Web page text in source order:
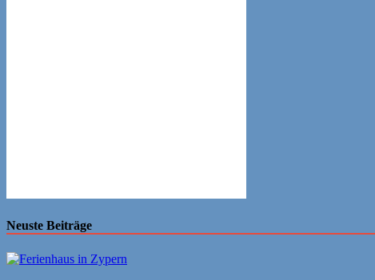
Neuste Beiträge